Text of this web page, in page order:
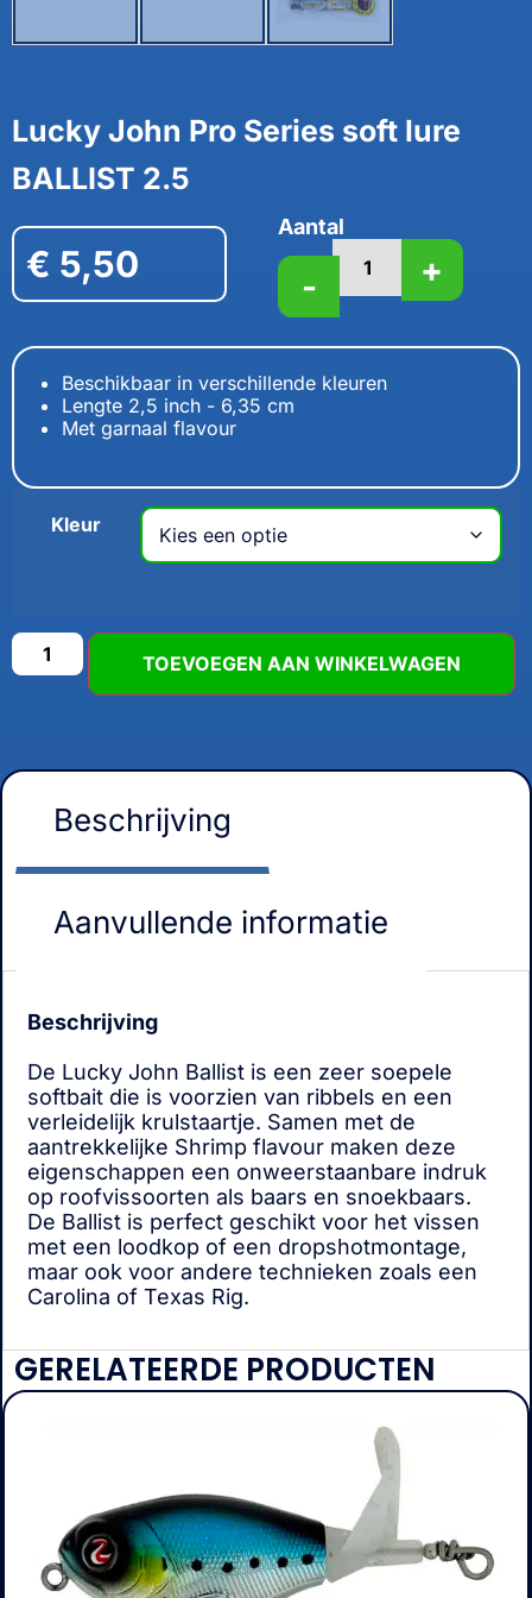
Lucky John Pro Series soft lure
BALLIST 2.5
€ 5,50
Aantal
- +
Beschikbaar in verschillende kleuren
Lengte 2,5 inch - 6,35 cm
Met garnaal flavour
Kleur
TOEVOEGEN AAN WINKELWAGEN
Beschrijving
Aanvullende informatie
Beschrijving
De Lucky John Ballist is een zeer soepele
softbait die is voorzien van ribbels en een
verleidelijk krulstaartje. Samen met de
aantrekkelijke Shrimp flavour maken deze
eigenschappen een onweerstaanbare indruk
op roofvissoorten als baars en snoekbaars.
De Ballist is perfect geschikt voor het vissen
met een loodkop of een dropshotmontage,
maar ook voor andere technieken zoals een
Carolina of Texas Rig.
GERELATEERDE PRODUCTEN